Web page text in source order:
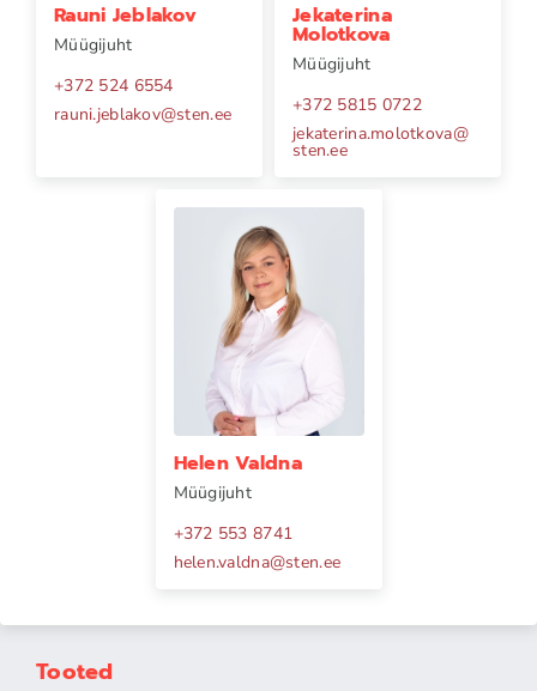
Rauni Jeblakov
Müügijuht
+372 524 6554
rauni.jeblakov@sten.ee
Jekaterina
Molotkova
Müügijuht
+372 5815 0722
jekaterina.molotkova@
sten.ee
Helen Valdna
Müügijuht
+372 553 8741
helen.valdna@sten.ee
Tooted